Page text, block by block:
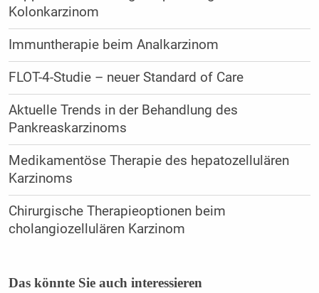
Kolonkarzinom
Immuntherapie beim Analkarzinom
FLOT-4-Studie – neuer Standard of Care
Aktuelle Trends in der Behandlung des
Pankreaskarzinoms
Medikamentöse Therapie des hepatozellulären
Karzinoms
Chirurgische Therapieoptionen beim
cholangiozellulären Karzinom
Das könnte Sie auch interessieren